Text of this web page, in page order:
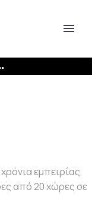
εμπειρίας
από 20 χώρες σε